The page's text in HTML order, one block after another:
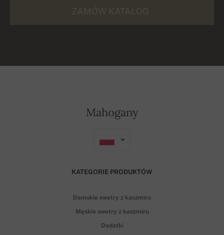
Mahogany
KATEGORIE PRODUKTÓW
Damskie swetry z kaszmiru
Męskie swetry z kaszmiru
Dodatki